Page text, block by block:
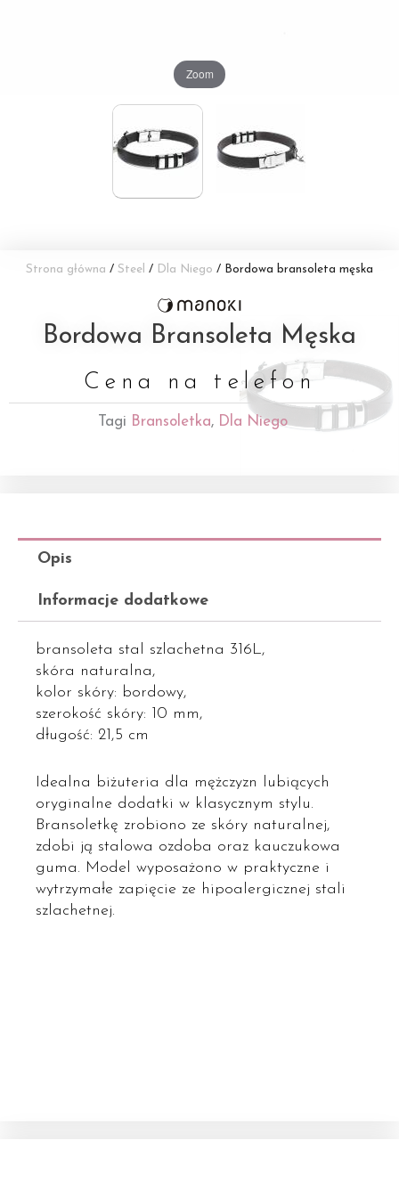
Zoom
Strona główna / Steel / Dla Niego / Bordowa bransoleta męska
Bordowa Bransoleta Męska
Cena na telefon
Tagi Bransoletka, Dla Niego
Opis
Informacje dodatkowe
bransoleta stal szlachetna 316L,
skóra naturalna,
kolor skóry: bordowy,
szerokość skóry: 10 mm,
długość: 21,5 cm
Idealna biżuteria dla mężczyzn lubiących
oryginalne dodatki w klasycznym stylu.
Bransoletkę zrobiono ze skóry naturalnej,
zdobi ją stalowa ozdoba oraz kauczukowa
guma. Model wyposażono w praktyczne i
wytrzymałe zapięcie ze hipoalergicznej stali
szlachetnej.